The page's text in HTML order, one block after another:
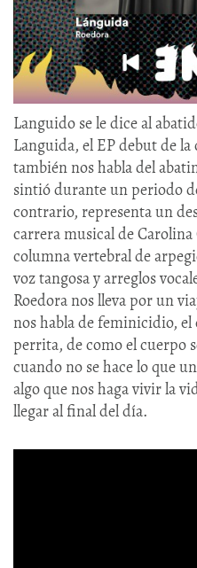
Languido se le dice al
Languida, el EP debut de
también nos habla del
sintió durante un periodo
contrario, representa un
carrera musical de
columna vertebral de
voz tangosa y arreglos
Roedora nos lleva por un
nos habla de feminicidio,
perrita, de como el cuerpo
cuando no se hace lo que
algo que nos haga vivir la
llegar al final del día.